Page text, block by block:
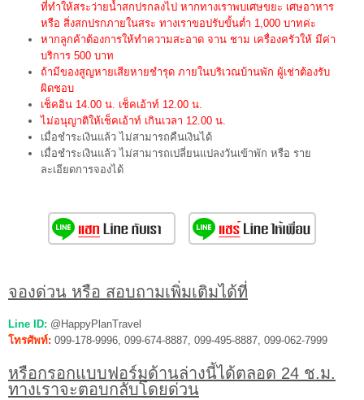
ที่ทำให้สระว่ายน้ำสกปรกลงไป หากทางเราพบเศษขยะ เศษอาหาร
หรือ สิ่งสกปรกภายในสระ ทางเราขอปรับขั้นต่ำ 1,000 บาทค่ะ
หากลูกค้าต้องการให้ทำความสะอาด จาน ชาม เครื่องครัวให้ มีค่า
บริการ 500 บาท
ถ้ามีของสูญหายเสียหายชำรุด ภายในบริเวณบ้านพัก ผู้เช่าต้องรับ
ผิดชอบ
เช็คอิน 14.00 น. เช็คเอ้าท์ 12.00 น.
ไม่อนุญาติให้เช็คเอ้าท์ เกินเวลา 12.00 น.
เมื่อชำระเงินแล้ว ไม่สามารถคืนเงินได้
เมื่อชำระเงินแล้ว ไม่สามารถเปลี่ยนแปลงวันเข้าพัก หรือ ราย
ละเอียดการจองได้
จองด่วน หรือ สอบถามเพิ่มเติมได้ที่
Line ID: @HappyPlanTravel
โทรศัพท์: 099-178-9996, 099-674-8887, 099-495-8887, 099-062-7999
หรือกรอกแบบฟอร์มด้านล่างนี้ได้ตลอด 24 ช.ม.
ทางเราจะตอบกลับโดยด่วน